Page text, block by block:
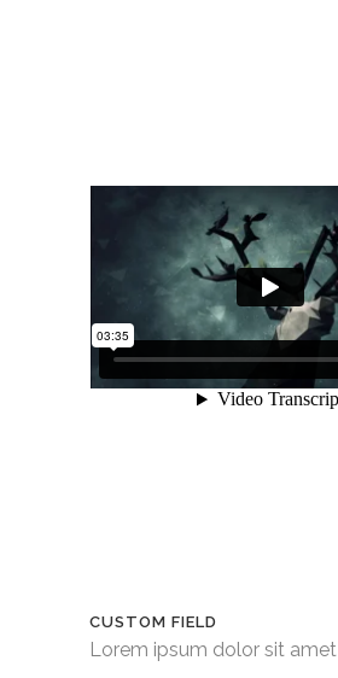
CUSTOM FIELD
Lorem ipsum dolor sit amet